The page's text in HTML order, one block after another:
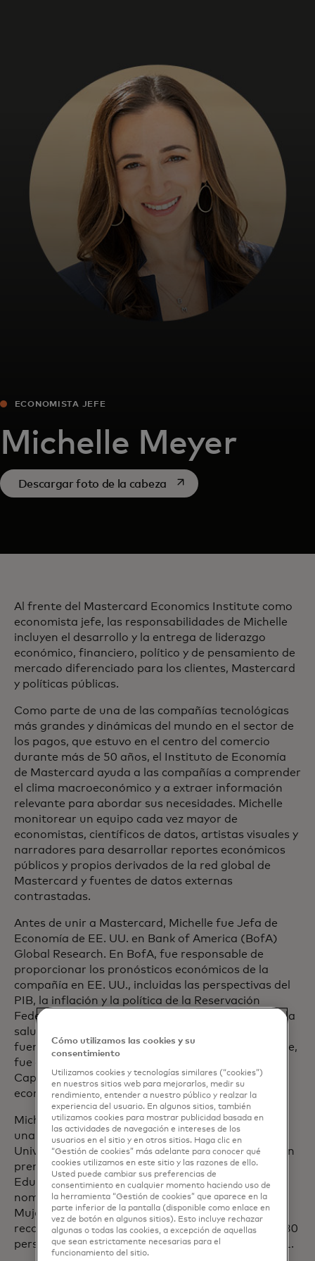
Para empresas
Para el mundo
Para innovadores
Noticias y tendencias
ECONOMISTA JEFE
Michelle Meyer
Descargar foto de la cabezase abre en una pestaña
Al frente del Mastercard Economics Institute como
economista jefe, las responsabilidades de Michelle
incluyen el desarrollo y la entrega de liderazgo
económico, financiero, político y de pensamiento de
mercado diferenciado para los clientes, Mastercard
y políticas públicas.
Como parte de una de las compañías tecnológicas
más grandes y dinámicas del mundo en el sector de
los pagos, que estuvo en el centro del comercio
durante más de 50 años, el Instituto de Economía
de Mastercard ayuda a las compañías a comprender
el clima macroeconómico y a extraer información
relevante para abordar sus necesidades. Michelle
monitorear un equipo cada vez mayor de
economistas, científicos de datos, artistas visuales y
narradores para desarrollar reportes económicos
públicos y propios derivados de la red global de
Mastercard y fuentes de datos externas
contrastadas.
Antes de unir a Mastercard, Michelle fue Jefa de
Economía de EE. UU. en Bank of America (BofA)
Global Research. En BofA, fue responsable de
proporcionar los pronósticos económicos de la
compañía en EE. UU., incluidas las perspectivas del
PIB, la inflación y la política de la Reservación
Federal. La investigación de Michelle se centra en la
salud del consumidor, basar en una variedad de
fuentes de datos de alta frecuencia. Anteriormente,
fue economista sénior de EE. UU. en Barclays
Capital y comenzó su carrera en el equipo de
economía de EE. UU. en Lehman Brothers.
Michelle obtuvo una licenciatura (con honores) y
una maestría, ambas en economía, en la
Universidad de Boston. En 2023, Michelle recibió un
premio Visionary Award del Consejo para la
Educación Económica. Michelle también fue
nombrada Estrella Emergente por el Foro de
Mujeres para la Economía y la Sociedad en 2012 y
reconocida por la revista Forbes como una de las 30
personas menores de 30 años en finanzas en 2011.
Cómo utilizamos las cookies y su
consentimiento
Utilizamos cookies y tecnologías similares (“cookies”)
en nuestros sitios web para mejorarlos, medir su
rendimiento, entender a nuestro público y realzar la
experiencia del usuario. En algunos sitios, también
utilizamos cookies para mostrar publicidad basada en
las actividades de navegación e intereses de los
usuarios en el sitio y en otros sitios. Haga clic en
“Gestión de cookies” más adelante para conocer qué
cookies utilizamos en este sitio y las razones de ello.
Usted puede cambiar sus preferencias de
consentimiento en cualquier momento haciendo uso de
la herramienta “Gestión de cookies” que aparece en la
parte inferior de la pantalla (disponible como enlace en
vez de botón en algunos sitios). Esto incluye rechazar
algunas o todas las cookies, a excepción de aquellas
que sean estrictamente necesarias para el
funcionamiento del sitio.